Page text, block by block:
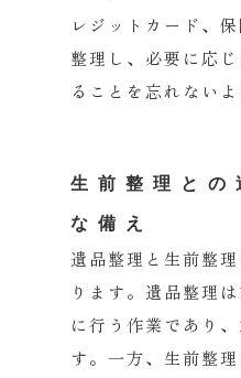
レジットカード、
整理し、 必要に応
ることを忘れない
生前整理との
な備え
遺品整理と生前整
ります。 遺品整理
に行う作業であり、
す。一方、 生前整